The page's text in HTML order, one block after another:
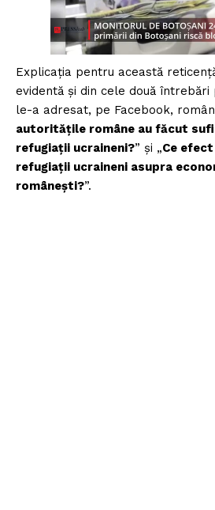
Explicația pentru această
evidentă și din cele două întrebări
le-a adresat, pe Facebook,
autoritățile române au făcut
refugiații ucraineni?” și „Ce
refugiații ucraineni asupra
românești?”.